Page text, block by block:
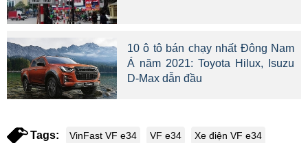
10 ô tô bán chạy nhất Đông Nam
Á năm 2021: Toyota Hilux, Isuzu
D-Max dẫn đầu
Tags: VinFast VF e34 VF e34
Xe điện VF e34